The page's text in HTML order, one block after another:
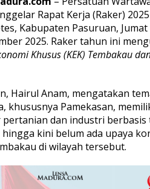
Rapat Kerja (Raker)
Kabupaten Pasuruan,
2025. Raker tahun ini
Khusus (KEK) Tembakau
Hairul Anam, mengatakan
khususnya Pamekasan,
dan industri berbasis
kini belum ada upaya
di wilayah tersebut.